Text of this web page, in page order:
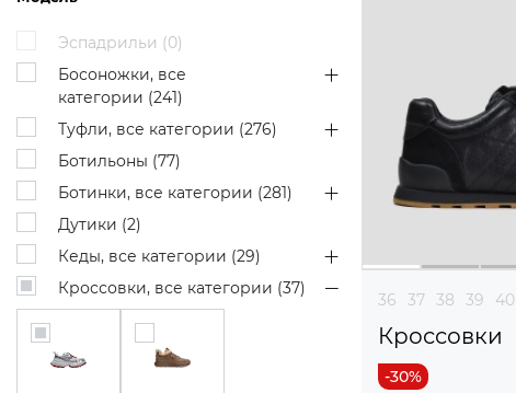
Эспадрильи (0)
Босоножки, все
категории (241)
Туфли, все категории (276)
Ботильоны (77)
Ботинки, все категории (281)
Дутики (2)
Кеды, все категории (29)
Кроссовки, все категории (37)
36 37 38 39 40
Кроссовки